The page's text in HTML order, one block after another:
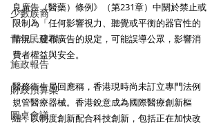
少數族裔
青年民建聯
施政報告
財政預算案
圓桌會議
良廣告（醫藥）條例》（第231章）中關於禁止或
限制為「任何影響視力、聽覺或平衡的器官性的
情況」發布廣告的規定，可能誤導公眾，影響消
費者權益與安全。
醫務衞生局回應稱，香港現時尚未訂立專門法例
規管醫療器械。香港銳意成為國際醫療創新樞
紐，以制度創新配合科技創新，包括正在加快改